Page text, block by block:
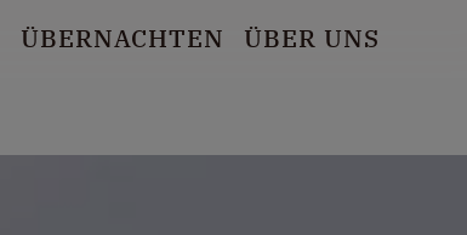
ÜBERNACHTEN ÜBER UNS